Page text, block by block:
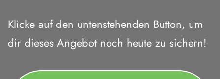
Klicke auf den untenstehenden Button, um
dir dieses Angebot noch heute zu sichern!